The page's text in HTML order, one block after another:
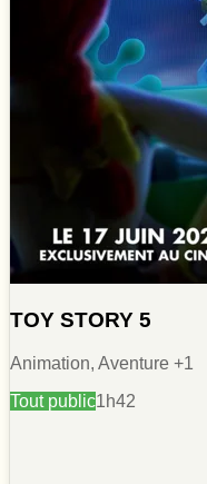
TOY STORY 5
Animation, Aventure +1
Tout public1h42